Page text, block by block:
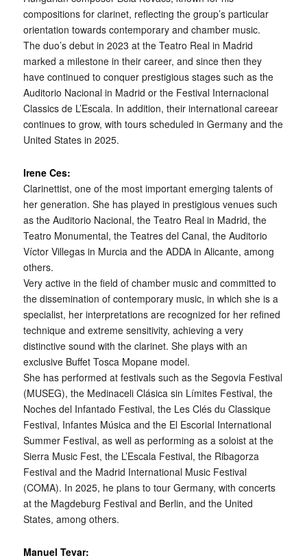
compositions for clarinet, reflecting the group’s particular
orientation towards contemporary and chamber music.
The duo’s debut in 2023 at the Teatro Real in Madrid
marked a milestone in their career, and since then they
have continued to conquer prestigious stages such as the
Auditorio Nacional in Madrid or the Festival Internacional
Classics de L’Escala. In addition, their international careear
continues to grow, with tours scheduled in Germany and the
United States in 2025.
Irene Ces:
Clarinettist, one of the most important emerging talents of
her generation. She has played in prestigious venues such
as the Auditorio Nacional, the Teatro Real in Madrid, the
Teatro Monumental, the Teatres del Canal, the Auditorio
Víctor Villegas in Murcia and the ADDA in Alicante, among
others.
Very active in the field of chamber music and committed to
the dissemination of contemporary music, in which she is a
specialist, her interpretations are recognized for her refined
technique and extreme sensitivity, achieving a very
distinctive sound with the clarinet. She plays with an
exclusive Buffet Tosca Mopane model.
She has performed at festivals such as the Segovia Festival
(MUSEG), the Medinaceli Clásica sin Límites Festival, the
Noches del Infantado Festival, the Les Clés du Classique
Festival, Infantes Música and the El Escorial International
Summer Festival, as well as performing as a soloist at the
Sierra Music Fest, the L’Escala Festival, the Ribagorza
Festival and the Madrid International Music Festival
(COMA). In 2025, he plans to tour Germany, with concerts
at the Magdeburg Festival and Berlin, and the United
States, among others.
Manuel Tevar: